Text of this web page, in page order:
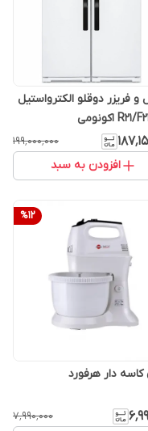
و فریزر دوقلو الکترواستیل
۱۹۹٬۰۰۰٬۰۰۰
افزودن به سبد
%12
دار هرفورد
۷٬۹۹۰٬۰۰۰